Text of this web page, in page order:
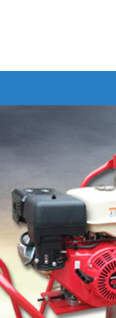
青试验仪器|混凝土试